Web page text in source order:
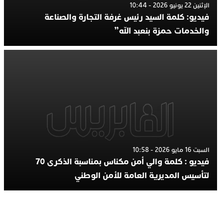
الإثنين 22 يونيو 2026 - 10:44
فيديو: كلمة السيد رئيس غرفة التجارة والصناعة
والخدمات حمزة بنعبد الله”
السبت 16 مايو 2026 - 10:58
فيديو : كلمة والي أمن مكناس بمناسبة الذكرى 70
لتأسيس المديرية العامة للأمن الوطني